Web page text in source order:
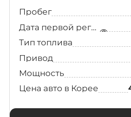
Пробег
Дата первой регистрации
Тип топлива
Привод
Мощность
Цена авто в Корее